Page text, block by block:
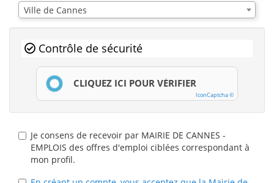
Ville de Cannes
Contrôle de sécurité
IconCaptcha ©
CLIQUEZ ICI POUR VÉRIFIER
Je consens de recevoir par MAIRIE DE CANNES -
EMPLOIS des offres d'emploi ciblées correspondant à
mon profil.